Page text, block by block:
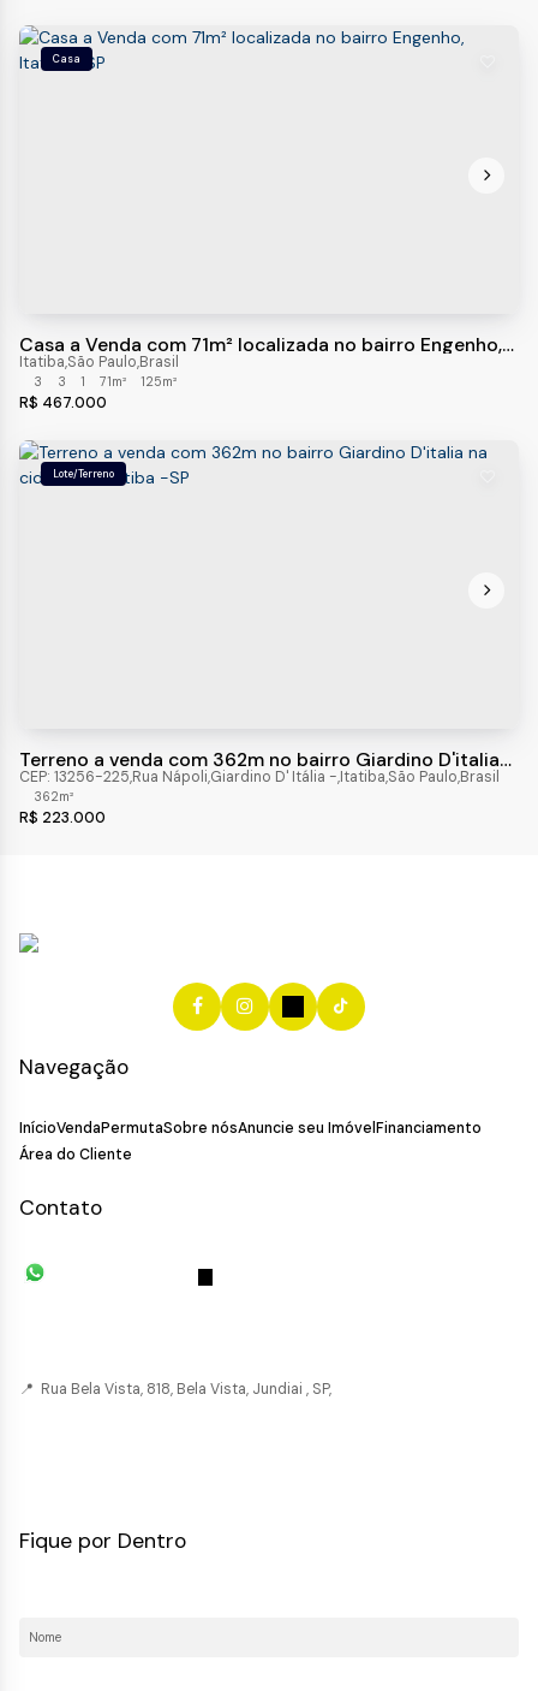
Casa
Casa a Venda com 71m² localizada no bairro Engenho,
Itatiba- SP
R$ 467.000
Itatiba,São Paulo,Brasil
3 3 1 71m² 125m²
Lote/Terreno
Terreno a venda com 362m no bairro Giardino D'italia
na cidade de Itatiba -SP
R$ 223.000
CEP: 13256-225,Rua Nápoli,Giardino D' Itália ,Itatiba,São Paulo,Brasil
362m²
Navegação
InícioVendaPermutaSobre nósAnuncie seu Imóvel Financiamento
Área do Cliente
Contato
📍 Rua Bela Vista, 818, Bela Vista, Jundiai , SP,
Fique por Dentro